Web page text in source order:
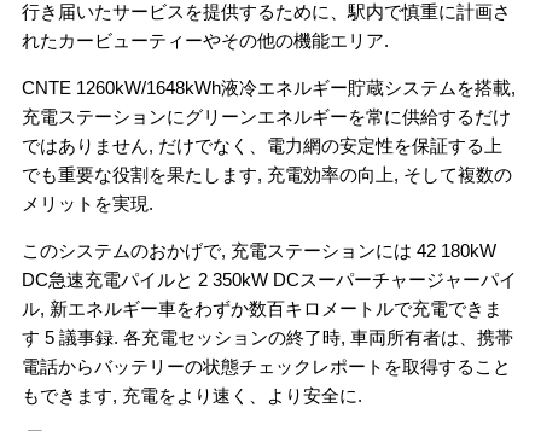
行き届いたサービスを提供するために、駅内で慎重に計画さ
れたカービューティーやその他の機能エリア.
CNTE 1260kW/1648kWh液冷エネルギー貯蔵システムを搭載,
充電ステーションにグリーンエネルギーを常に供給するだけ
ではありません, だけでなく、電力網の安定性を保証する上
でも重要な役割を果たします, 充電効率の向上, そして複数の
メリットを実現.
このシステムのおかげで, 充電ステーションには 42 180kW
DC急速充電パイルと 2 350kW DCスーパーチャージャーパイ
ル, 新エネルギー車をわずか数百キロメートルで充電できま
す 5 議事録. 各充電セッションの終了時, 車両所有者は、携帯
電話からバッテリーの状態チェックレポートを取得すること
もできます, 充電をより速く、より安全に.